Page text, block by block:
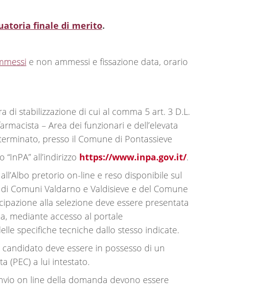
finale di merito.
e non ammessi e fissazione data, orario
di stabilizzazione di cui al comma 5 art. 3 D.L.
– Area dei funzionari e dell’elevata
presso il Comune di Pontassieve
all’indirizzo https://www.inpa.gov.it/.
pretorio on-line e reso disponibile sul
Comuni Valdarno e Valdisieve e del Comune
alla selezione deve essere presentata
mediante accesso al portale
specifiche tecniche dallo stesso indicate.
deve essere in possesso di un
(PEC) a lui intestato.
on line della domanda devono essere